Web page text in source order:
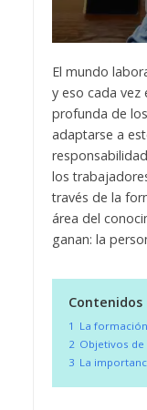
El mundo
y eso cada vez
profunda de
adaptarse a
los
través de la
área del
ganan: la
Contenidos
1 La
2 Objetivos
3 La